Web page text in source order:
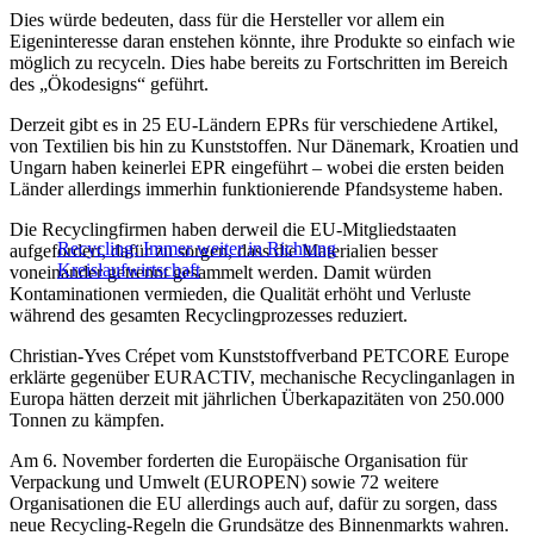
Dies würde bedeuten, dass für die Hersteller vor allem ein
Eigeninteresse daran enstehen könnte, ihre Produkte so einfach wie
möglich zu recyceln. Dies habe bereits zu Fortschritten im Bereich
des „Ökodesigns“ geführt.
Derzeit gibt es in 25 EU-Ländern EPRs für verschiedene Artikel,
von Textilien bis hin zu Kunststoffen. Nur Dänemark, Kroatien und
Ungarn haben keinerlei EPR eingeführt – wobei die ersten beiden
Länder allerdings immerhin funktionierende Pfandsysteme haben.
Recycling: Immer weiter in Richtung
Kreislaufwirtschaft
Die Recyclingfirmen haben derweil die EU-Mitgliedstaaten
aufgefordert, dafür zu sorgen, dass die Materialien besser
voneinander getrennt gesammelt werden. Damit würden
Kontaminationen vermieden, die Qualität erhöht und Verluste
während des gesamten Recyclingprozesses reduziert.
Christian-Yves Crépet vom Kunststoffverband PETCORE Europe
erklärte gegenüber EURACTIV, mechanische Recyclinganlagen in
Europa hätten derzeit mit jährlichen Überkapazitäten von 250.000
Tonnen zu kämpfen.
Am 6. November forderten die Europäische Organisation für
Verpackung und Umwelt (EUROPEN) sowie 72 weitere
Organisationen die EU allerdings auch auf, dafür zu sorgen, dass
neue Recycling-Regeln die Grundsätze des Binnenmarkts wahren.